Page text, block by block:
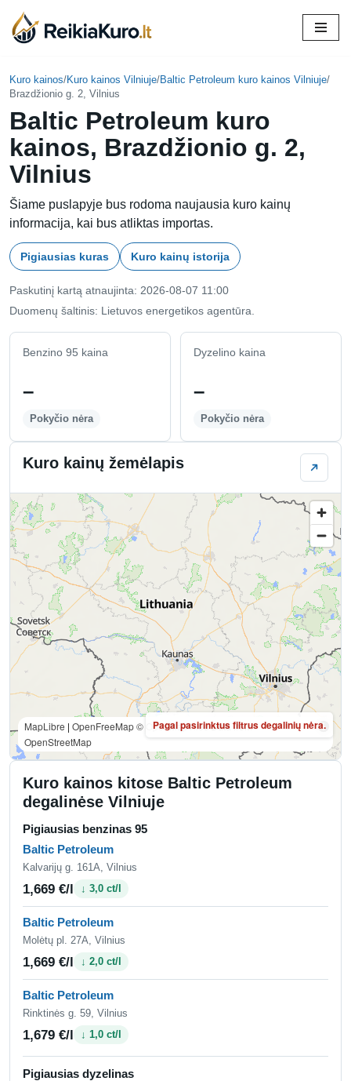
Skip
content
Kuro kainos/Kuro kainos Vilniuje/Baltic Petroleum kuro kainos Vilniuje/
Brazdžionio g. 2, Vilnius
Baltic Petroleum kuro
kainos, Brazdžionio g. 2,
Vilnius
Šiame puslapyje bus rodoma naujausia kuro kainų
informacija, kai bus atliktas importas.
Pigiausias kuras Kuro kainų istorija
Paskutinį kartą atnaujinta: 2026-08-07 11:00
Duomenų šaltinis: Lietuvos energetikos agentūra.
Benzino 95 kaina
–
Pokyčio nėra
Dyzelino kaina
–
Pokyčio nėra
Kuro kainų žemėlapis
MapLibre | OpenFreeMap© OpenMapTilesData from
OpenStreetMap
Pagal pasirinktus filtrus degalinių nėra.
Kuro kainos kitose Baltic Petroleum
degalinėse Vilniuje
Pigiausias benzinas 95
Baltic Petroleum
Kalvarijų g. 161A, Vilnius
1,669 €/l ↓ 3,0 ct/l
Baltic Petroleum
Molėtų pl. 27A, Vilnius
1,669 €/l ↓ 2,0 ct/l
Baltic Petroleum
Rinktinės g. 59, Vilnius
1,679 €/l ↓ 1,0 ct/l
Pigiausias dyzelinas